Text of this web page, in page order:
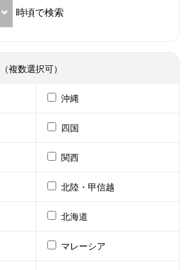
時頃で検索
（複数選択可）
沖縄
四国
関西
北陸・甲信越
北海道
マレーシア